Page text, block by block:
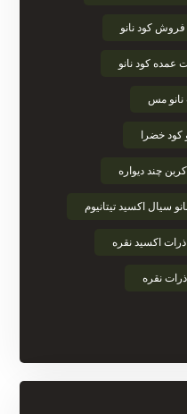
فروش کود نانو
عمده کود نانو
مس
کود خضرا
چند دیواره
سیال اکسید تیتانیوم
اکسید نقره
ذرات نقره